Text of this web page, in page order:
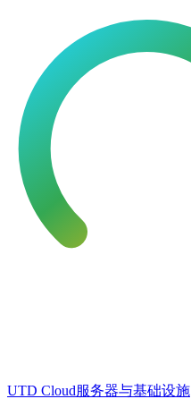
UTD Cloud服务器与基础设施